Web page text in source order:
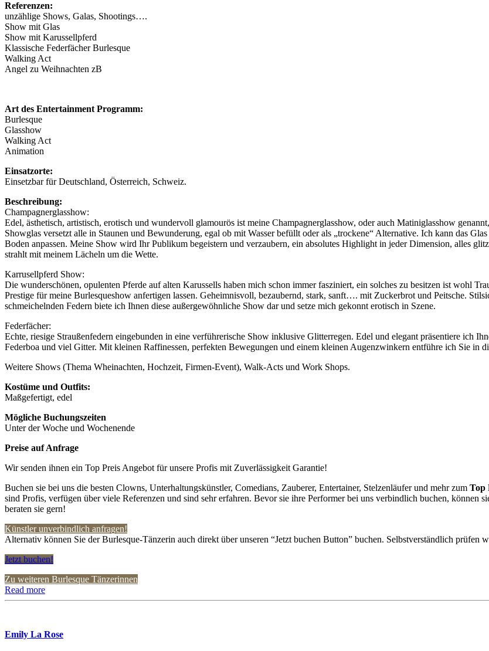
Referenzen:
unzählige Shows, Galas, Shootings….
Show mit Glas
Show mit Karussellpferd
Klassische Federfächer Burlesque
Walking Act
Angel zu Weihnachten zB
Art des Entertainment Programm:
Burlesque
Glasshow
Walking Act
Animation
Einsatzorte:
Einsetzbar für Deutschland, Österreich, Schweiz.
Beschreibung:
Champagnerglasshow:
Edel, ästhetisch, artistisch, erotisch und wundervoll glamourös ist meine Champagnerglasshow, oder auch Matiniglasshow
Showglas versetzt alle in Staunen und Bewunderung, egal ob mit Wasser befüllt oder als „trockene“ Alternative. Ich kann das
Boden anpassen. Meine Show wird Ihr Publikum begeistern und verzaubern, ein absolutes Highlight in jeder Dimension, alles
strahlt mit meinem Lächeln um die Wette.
Karrusellpferd Show:
Die wunderschönen, opulenten Pferde auf alten Karussells haben mich schon immer fasziniert, ein solches zu besitzen ist wohl
Prestige für meine Burlesqueshow anfertigen lassen. Geheimnisvoll, bezaubernd, stark, sanft…. mit Zuckerbrot und Peitsche.
schmeichelnden Federn biete ich Ihnen diese außergewöhnliche Show dar und setze mich gekonnt erotisch in Szene.
Federfächer:
Echte, riesige Straußenfedern eingebunden in eine verführerische Show inklusive Glitterregen. Edel und elegant präsentiere ich
Federboa und viel Gitter. Mit kleinen Raffinessen, perfekten Bewegungen und einem kleinen Augenzwinkern entführe ich Sie in
Weitere Shows (Thema Wheinachten, Hochzeit, Firmen-Event), Walk-Acts und Work Shops.
Kostüme und Outfits:
Maßgefertigt, edel
Mögliche Buchungszeiten
Unter der Woche und Wochenende
Preise auf Anfrage
Wir senden ihnen ein Top Preis Angebot für unsere Profis mit Zuverlässigkeit Garantie!
Buchen sie bei uns die besten Clowns, Unterhaltungskünstler, Comedians, Zauberer, Entertainer, Stelzenläufer und mehr zum Top
sind Profis, verfügen über viele Referenzen und sind sehr erfahren. Bevor sie ihre Performer bei uns verbindlich buchen, können
beraten sie gern!
Künstler unverbindlich anfragen!
Alternativ können Sie der Burlesque-Tänzerin auch direkt über unseren “Jetzt buchen Button” buchen. Selbstverständlich
Jetzt buchen!
Zu weiteren Burlesque Tänzerinnen
Read more
Emily La Rose